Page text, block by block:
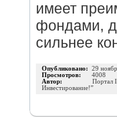
имеет
фондами,
сильнее
Опубликовано: 29
Просмотров: 4008
Автор:
Портал
Инвестирование!”